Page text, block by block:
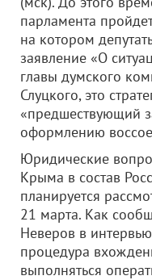
парламента
на котором
заявление «О
главы думского
Слуцкого, это
«предшествующий
оформлению
Юридические
Крыма в состав
планируется
21 марта. Как
Неверов в
процедура
выполняться